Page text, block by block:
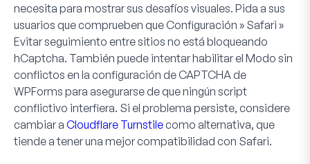
necesita para mostrar sus desafíos visuales. Pida a sus
usuarios que comprueben que Configuración » Safari »
Evitar seguimiento entre sitios no está bloqueando
hCaptcha. También puede intentar habilitar el Modo sin
conflictos en la configuración de CAPTCHA de
WPForms para asegurarse de que ningún script
conflictivo interfiera. Si el problema persiste, considere
cambiar a Cloudflare Turnstilecomo alternativa, que
tiende a tener una mejor compatibilidad con Safari.